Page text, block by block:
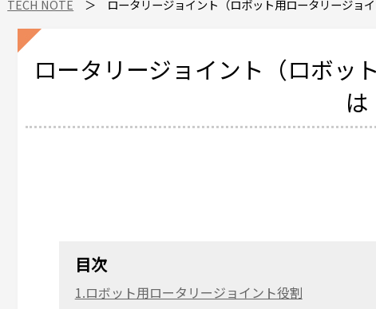
TECH NOTE ＞ ロータリージョイント（ロボット用ロータリージョ
ロータリージョイント（ロボッ
は
目次
1.ロボット用ロータリージョイント役割